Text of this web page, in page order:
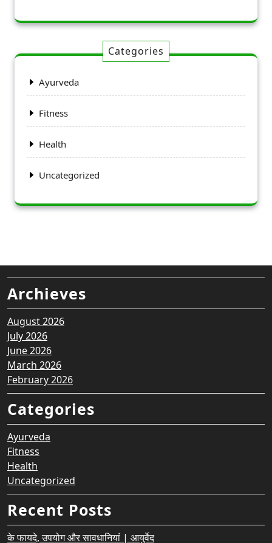
Categories
Ayurveda
Fitness
Health
Uncategorized
Archieves
August 2026
July 2026
June 2026
March 2026
February 2026
Categories
Ayurveda
Fitness
Health
Uncategorized
Recent Posts
के फायदे, उपयोग और सावधानियां | आयुर्वेद